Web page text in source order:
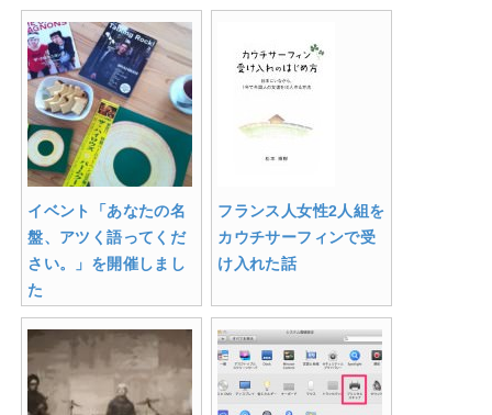
イベント「あなたの名
盤、アツく語ってくだ
さい。」を開催しまし
た
フランス人女性2人組を
カウチサーフィンで受
け入れた話